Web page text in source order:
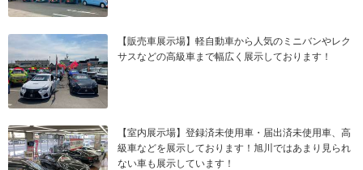
【販売車展示場】軽自動車から人気のミニバンやレク
サスなどの高級車まで幅広く展示しております！
【室内展示場】登録済未使用車・届出済未使用車、高
級車などを展示しております！旭川ではあまり見られ
ない車も展示しています！